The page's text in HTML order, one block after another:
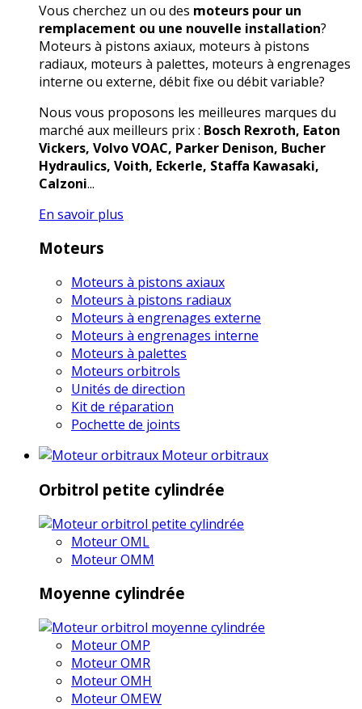
Vous cherchez un ou des moteurs pour un
remplacement ou une nouvelle installation?
Moteurs à pistons axiaux, moteurs à pistons
radiaux, moteurs à palettes, moteurs à engrenages
interne ou externe, débit fixe ou débit variable?
Nous vous proposons les meilleures marques du
marché aux meilleurs prix : Bosch Rexroth, Eaton
Vickers, Volvo VOAC, Parker Denison, Bucher
Hydraulics, Voith, Eckerle, Staffa Kawasaki,
Calzoni...
En savoir plus
Moteurs
Moteurs à pistons axiaux
Moteurs à pistons radiaux
Moteurs à engrenages externe
Moteurs à engrenages interne
Moteurs à palettes
Moteurs orbitrols
Unités de direction
Kit de réparation
Pochette de joints
Moteur orbitraux
Orbitrol petite cylindrée
Moteur OML
Moteur OMM
Moyenne cylindrée
Moteur OMP
Moteur OMR
Moteur OMH
Moteur OMEW